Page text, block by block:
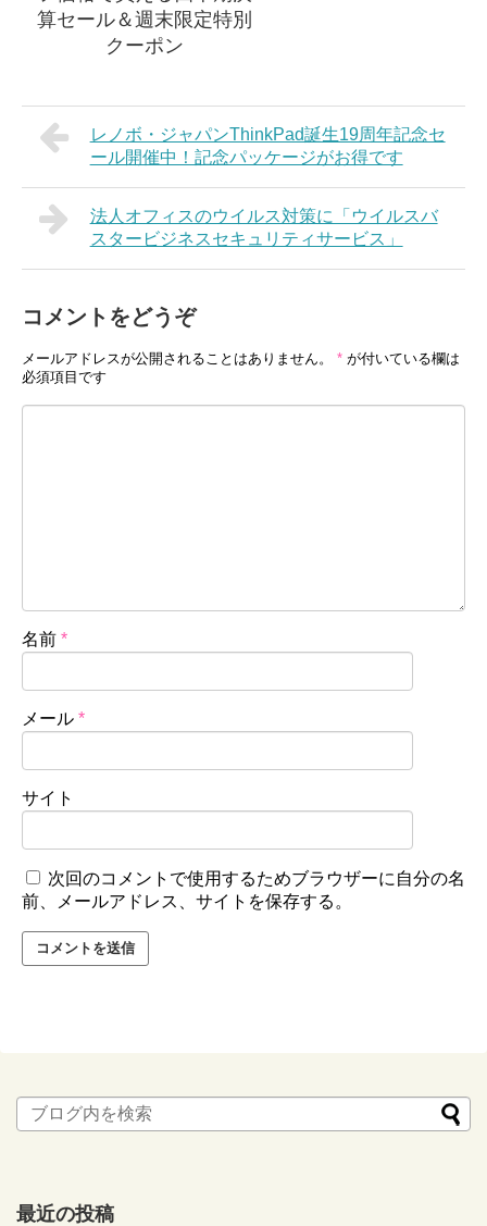
算セール＆週末限定特別
クーポン
レノボ・ジャパンThinkPad誕生19周年記念セ
ール開催中！記念パッケージがお得です
法人オフィスのウイルス対策に「ウイルスバ
スタービジネスセキュリティサービス」
コメントをどうぞ
メールアドレスが公開されることはありません。 * が付いている欄は
必須項目です
名前 *
メール *
サイト
次回のコメントで使用するためブラウザーに自分の名
前、メールアドレス、サイトを保存する。
最近の投稿